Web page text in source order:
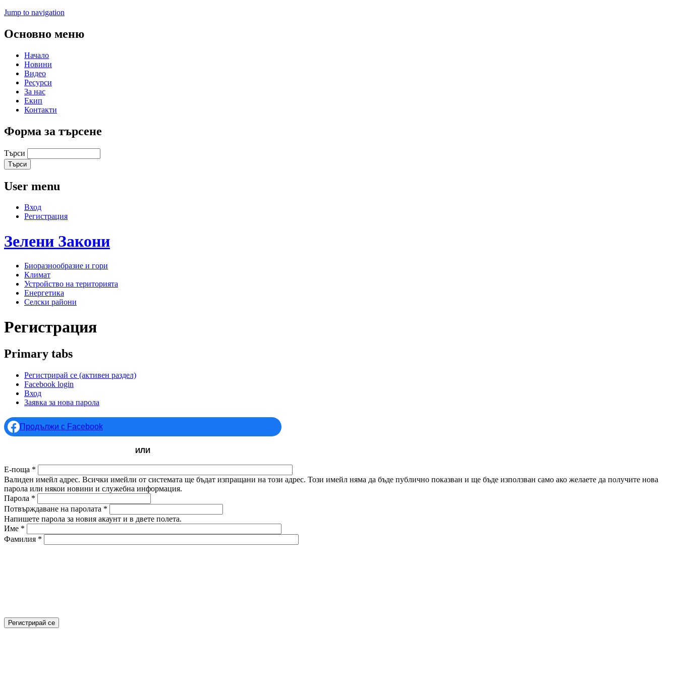
Jump to navigation
Основно меню
Начало
Новини
Видео
Ресурси
За нас
Екип
Контакти
Форма за търсене
Търси
User menu
Вход
Регистрация
Зелени Закони
Биоразнообразие и гори
Климат
Устройство на територията
Енергетика
Селски райони
Регистрация
Primary tabs
Регистрирай се (активен раздел)
Facebook login
Вход
Заявка за нова парола
Продължи с Facebook
ИЛИ
Е-поща *
Валиден имейл адрес. Всички имейли от системата ще бъдат изпращани на този адрес. Този имейл няма да бъде публично показван и ще бъде използван само ако желаете да получите нова
парола или някои новини и служебна информация.
Парола *
Потвърждаване на паролата *
Напишете парола за новия акаунт и в двете полета.
Име *
Фамилия *